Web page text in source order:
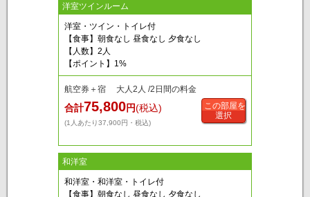
洋室ツインルーム
洋室・ツイン・トイレ付
【食事】朝食なし 昼食なし 夕食なし
【人数】2人
【ポイント】1%
航空券＋宿 大人2人 /2日間の料金
合計75,800円(税込)
(1人あたり37,900円・税込)
この部屋を
選択
和洋室
和洋室・和洋室・トイレ付
【食事】朝食なし 昼食なし 夕食なし